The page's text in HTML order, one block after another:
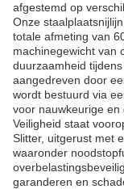
afgestemd op
Onze
totale afmeting van
machinegewicht van
duurzaamheid
aangedreven door
wordt bestuurd via
voor nauwkeurige en
Veiligheid staat
Slitter, uitgerust met
waaronder
garanderen en